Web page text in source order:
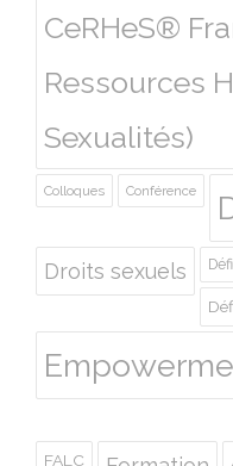
CeRHeS®
Ressources
Sexualités)
Colloques Conférence
Droits sexuels
FALC